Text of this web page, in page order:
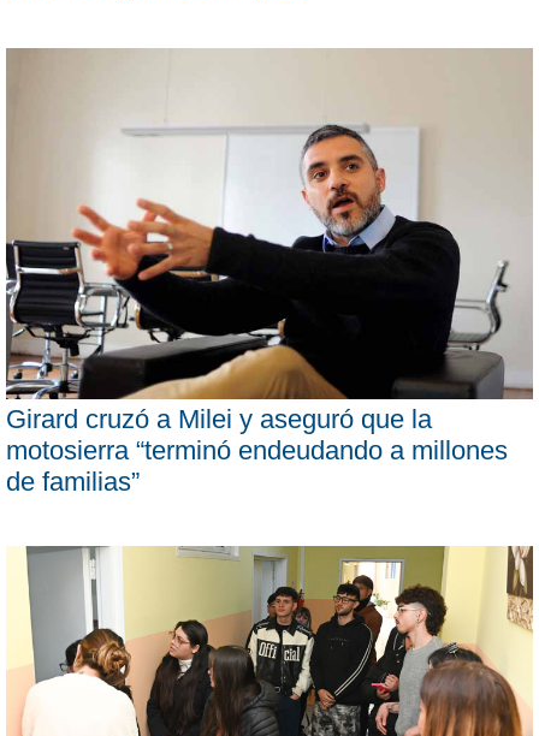
Girard cruzó a Milei y aseguró que la
motosierra “terminó endeudando a millones
de familias”